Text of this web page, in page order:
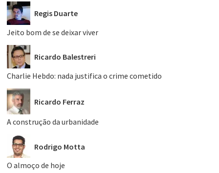
Regis Duarte
Jeito bom de se deixar viver
Ricardo Balestreri
Charlie Hebdo: nada justifica o crime cometido
Ricardo Ferraz
A construção da urbanidade
Rodrigo Motta
O almoço de hoje